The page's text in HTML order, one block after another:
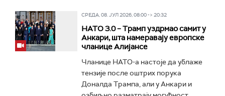
СРЕДА, 08. ЈУЛ 2026, 08:00 -> 20:32
НАТО 3.0 – Трамп уздрмао самит у
Анкари, шта намеравају европске
чланице Алијансе
Чланице НАТО-а настоје да ублаже
тензије после оштрих порука
Доналда Трампа, али у Анкари и